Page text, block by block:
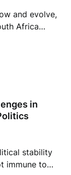
and evolve,
Africa…
in
stability
immune to…